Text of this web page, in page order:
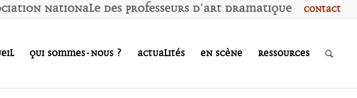
Contact
Nationale des Professeurs d'Art Dramatique
Qui sommes-nous ? Actualités En scène Ressources